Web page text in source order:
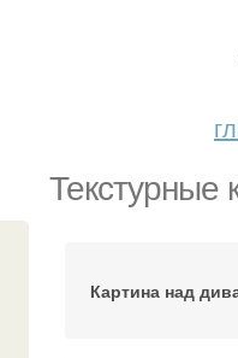
Текстурные
Картина над